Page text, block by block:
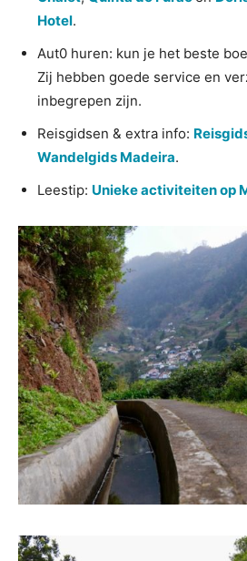
Hotel.
Aut0 huren: kun je het beste
Zij hebben goede service en
inbegrepen zijn.
Reisgidsen & extra info:
Wandelgids Madeira.
Leestip: Unieke activiteiten op